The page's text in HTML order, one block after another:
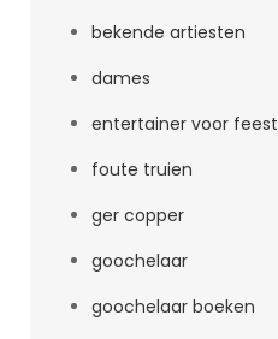
bekende artiesten
dames
entertainer voor feest
foute truien
ger copper
goochelaar
goochelaar boeken